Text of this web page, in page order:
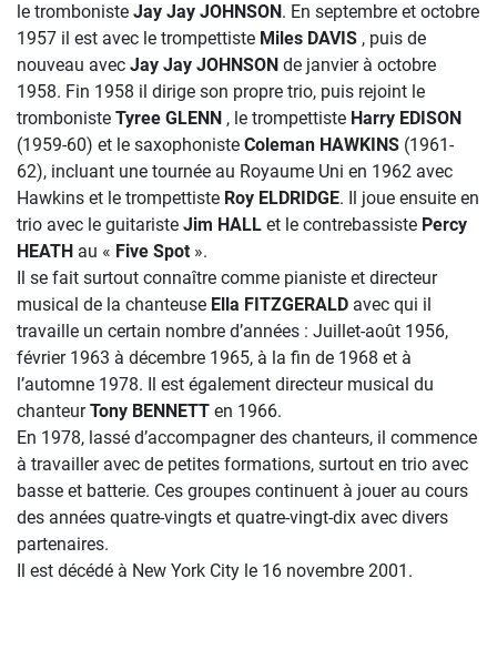
le tromboniste Jay Jay JOHNSON. En septembre et octobre
1957 il est avec le trompettiste Miles DAVIS , puis de
nouveau avec Jay Jay JOHNSON de janvier à octobre
1958. Fin 1958 il dirige son propre trio, puis rejoint le
tromboniste Tyree GLENN , le trompettiste Harry EDISON
(1959-60) et le saxophoniste Coleman HAWKINS (1961-
62), incluant une tournée au Royaume Uni en 1962 avec
Hawkins et le trompettiste Roy ELDRIDGE. Il joue ensuite en
trio avec le guitariste Jim HALL et le contrebassiste Percy
HEATH au « Five Spot ».
Il se fait surtout connaître comme pianiste et directeur
musical de la chanteuse Ella FITZGERALD avec qui il
travaille un certain nombre d’années : Juillet-août 1956,
février 1963 à décembre 1965, à la fin de 1968 et à
l’automne 1978. Il est également directeur musical du
chanteurTony BENNETT en 1966.
En 1978, lassé d’accompagner des chanteurs, il commence
à travailler avec de petites formations, surtout en trio avec
basse et batterie. Ces groupes continuent à jouer au cours
des années quatre-vingts et quatre-vingt-dix avec divers
partenaires.
Il est décédé à New York City le 16 novembre 2001.